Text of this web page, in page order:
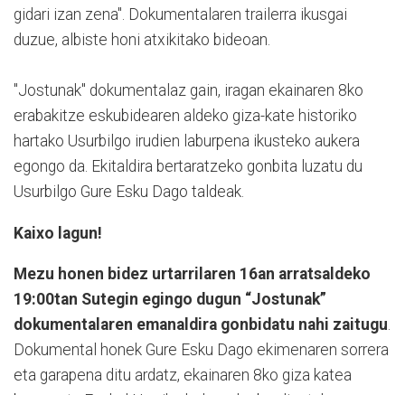
gidari izan zena". Dokumentalaren trailerra ikusgai
duzue, albiste honi atxikitako bideoan.
"Jostunak" dokumentalaz gain, iragan ekainaren 8ko
erabakitze eskubidearen aldeko giza-kate historiko
hartako Usurbilgo irudien laburpena ikusteko aukera
egongo da. Ekitaldira bertaratzeko gonbita luzatu du
Usurbilgo Gure Esku Dago taldeak.
Kaixo lagun!
Mezu honen bidez urtarrilaren 16an arratsaldeko
19:00tan Sutegin egingo dugun “Jostunak”
dokumentalaren emanaldira gonbidatu nahi zaitugu.
Dokumental honek Gure Esku Dago ekimenaren sorrera
eta garapena ditu ardatz, ekainaren 8ko giza katea